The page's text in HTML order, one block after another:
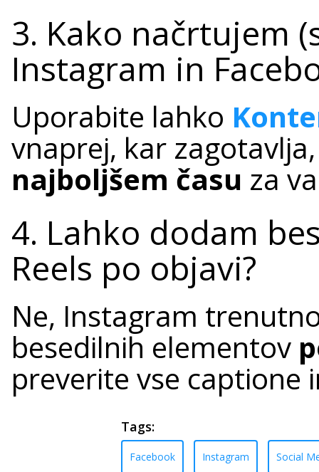
3. Kako načrtujem
Instagram in
Uporabite lahko
vnaprej, kar
najboljšem času za
4. Lahko dodam
Reels po objavi?
Ne, Instagram
besedilnih elementov
preverite vse captione
Tags:
Facebook Instagram Social